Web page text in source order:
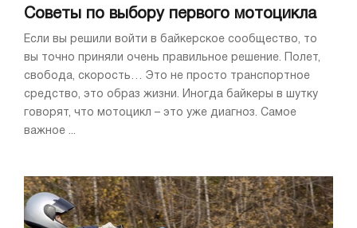
Советы по выбору первого мотоцикла
Если вы решили войти в байкерское сообщество, то
вы точно приняли очень правильное решение. Полет,
свобода, скорость… Это не просто транспортное
средство, это образ жизни. Иногда байкеры в шутку
говорят, что мотоцикл – это уже диагноз. Самое
важное ...